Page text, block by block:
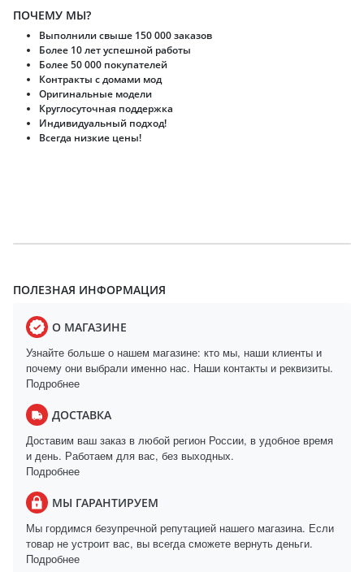
ПОЧЕМУ МЫ?
Выполнили свыше 150 000 заказов
Более 10 лет успешной работы
Более 50 000 покупателей
Контракты с домами мод
Оригинальные модели
Круглосуточная поддержка
Индивидуальный подход!
Всегда низкие цены!
ПОЛЕЗНАЯ ИНФОРМАЦИЯ
О МАГАЗИНЕ
Узнайте больше о нашем магазине: кто мы, наши клиенты и
почему они выбрали именно нас. Наши контакты и реквизиты.
Подробнее
ДОСТАВКА
Доставим ваш заказ в любой регион России, в удобное время
и день. Работаем для вас, без выходных.
Подробнее
МЫ ГАРАНТИРУЕМ
Мы гордимся безупречной репутацией нашего магазина. Если
товар не устроит вас, вы всегда сможете вернуть деньги.
Подробнее